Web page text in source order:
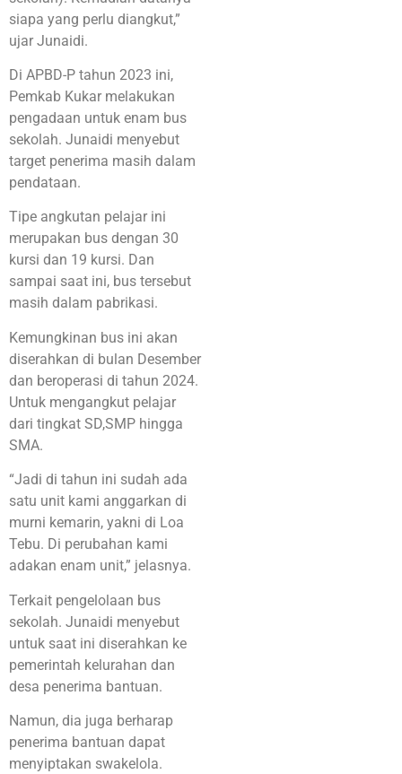
siapa yang perlu diangkut,”
ujar Junaidi.
Di APBD-P tahun 2023 ini,
Pemkab Kukar melakukan
pengadaan untuk enam bus
sekolah. Junaidi menyebut
target penerima masih dalam
pendataan.
Tipe angkutan pelajar ini
merupakan bus dengan 30
kursi dan 19 kursi. Dan
sampai saat ini, bus tersebut
masih dalam pabrikasi.
Kemungkinan bus ini akan
diserahkan di bulan Desember
dan beroperasi di tahun 2024.
Untuk mengangkut pelajar
dari tingkat SD,SMP hingga
SMA.
“Jadi di tahun ini sudah ada
satu unit kami anggarkan di
murni kemarin, yakni di Loa
Tebu. Di perubahan kami
adakan enam unit,” jelasnya.
Terkait pengelolaan bus
sekolah. Junaidi menyebut
untuk saat ini diserahkan ke
pemerintah kelurahan dan
desa penerima bantuan.
Namun, dia juga berharap
penerima bantuan dapat
menyiptakan swakelola.